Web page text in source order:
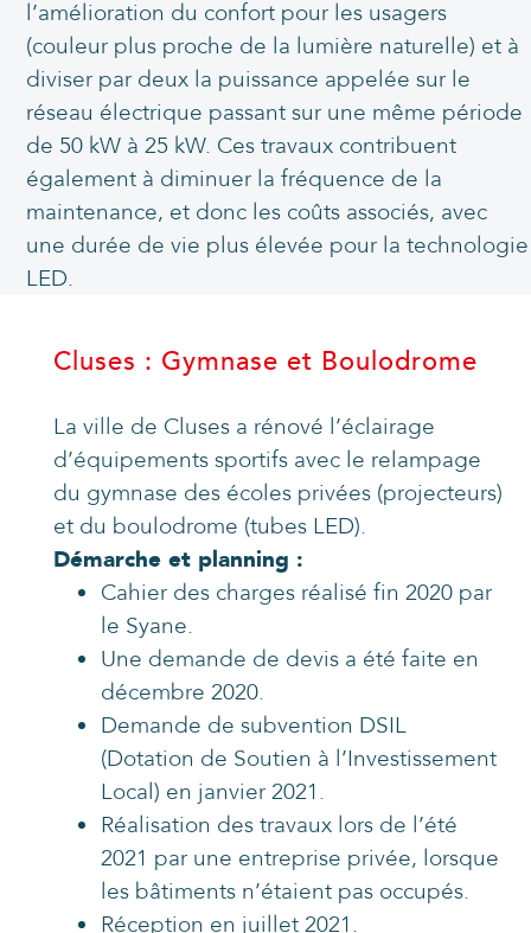
l’amélioration du confort pour les usagers
(couleur plus proche de la lumière naturelle) et à
diviser par deux la puissance appelée sur le
réseau électrique passant sur une même période
de 50 kW à 25 kW. Ces travaux contribuent
également à diminuer la fréquence de la
maintenance, et donc les coûts associés, avec
une durée de vie plus élevée pour la technologie
LED.
Cluses : Gymnase et Boulodrome
La ville de Cluses a rénové l’éclairage
d’équipements sportifs avec le relampage
du gymnase des écoles privées (projecteurs)
et du boulodrome (tubes LED).
Démarche et planning :
Cahier des charges réalisé fin 2020 par
le Syane.
Une demande de devis a été faite en
décembre 2020.
Demande de subvention DSIL
(Dotation de Soutien à l’Investissement
Local) en janvier 2021.
Réalisation des travaux lors de l’été
2021 par une entreprise privée, lorsque
les bâtiments n’étaient pas occupés.
Réception en juillet 2021.